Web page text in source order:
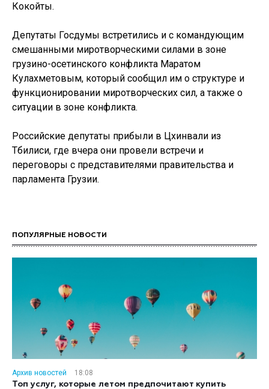
Кокойты.
Депутаты Госдумы встретились и с командующим
смешанными миротворческими силами в зоне
грузино-осетинского конфликта Маратом
Кулахметовым, который сообщил им о структуре и
функционировании миротворческих сил, а также о
ситуации в зоне конфликта.
Российские депутаты прибыли в Цхинвали из
Тбилиси, где вчера они провели встречи и
переговоры с представителями правительства и
парламента Грузии.
ПОПУЛЯРНЫЕ НОВОСТИ
Архив новостей
18:08
Топ услуг, которые летом предпочитают купить